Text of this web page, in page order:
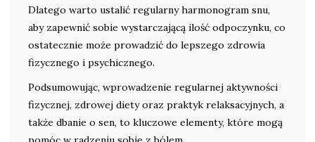
Dlatego warto ustalić regularny harmonogram snu,
aby zapewnić sobie wystarczającą ilość odpoczynku, co
ostatecznie może prowadzić do lepszego zdrowia
fizycznego i psychicznego.
Podsumowując, wprowadzenie regularnej aktywności
fizycznej, zdrowej diety oraz praktyk relaksacyjnych, a
także dbanie o sen, to kluczowe elementy, które mogą